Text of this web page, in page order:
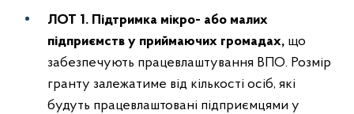
ЛОТ 1. Підтримка мікро- або малих
підприємств у приймаючих громадах, що
забезпечують працевлаштування ВПО. Розмір
гранту залежатиме від кількості осіб, які
будуть працевлаштовані підприємцями у